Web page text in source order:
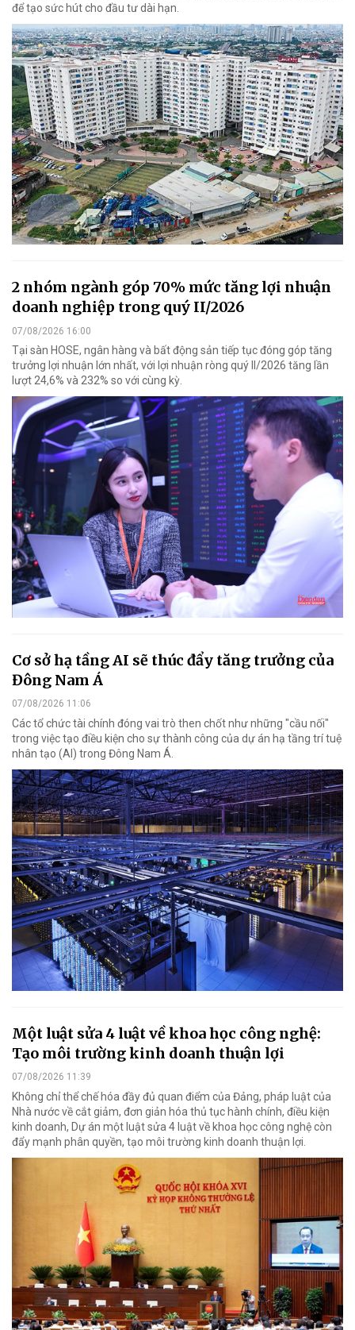
để tạo sức hút cho đầu tư dài hạn.
2 nhóm ngành góp 70% mức tăng lợi nhuận
doanh nghiệp trong quý II/2026
07/08/2026 16:00
Tại sàn HOSE, ngân hàng và bất động sản tiếp tục đóng góp tăng
trưởng lợi nhuận lớn nhất, với lợi nhuận ròng quý II/2026 tăng lần
lượt 24,6% và 232% so với cùng kỳ.
Cơ sở hạ tầng AI sẽ thúc đẩy tăng trưởng của
Đông Nam Á
07/08/2026 11:06
Các tổ chức tài chính đóng vai trò then chốt như những "cầu nối"
trong việc tạo điều kiện cho sự thành công của dự án hạ tầng trí tuệ
nhân tạo (AI) trong Đông Nam Á.
Một luật sửa 4 luật về khoa học công nghệ:
Tạo môi trường kinh doanh thuận lợi
07/08/2026 11:39
Không chỉ thể chế hóa đầy đủ quan điểm của Đảng, pháp luật của
Nhà nước về cắt giảm, đơn giản hóa thủ tục hành chính, điều kiện
kinh doanh, Dự án một luật sửa 4 luật về khoa học công nghệ còn
đẩy mạnh phân quyền, tạo môi trường kinh doanh thuận lợi.